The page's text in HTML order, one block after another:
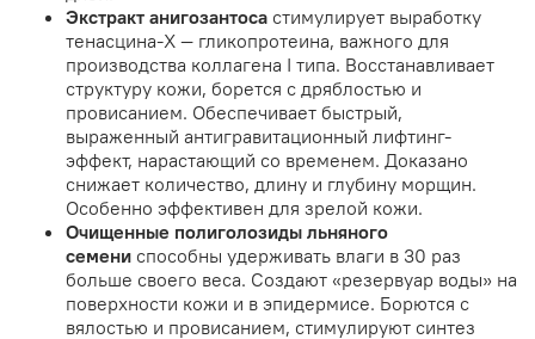
Экстракт анигозантоса стимулирует выработку
тенасцина-Х — гликопротеина, важного для
производства коллагена I типа. Восстанавливает
структуру кожи, борется с дряблостью и
провисанием. Обеспечивает быстрый,
выраженный антигравитационный лифтинг-
эффект, нарастающий со временем. Доказано
снижает количество, длину и глубину морщин.
Особенно эффективен для зрелой кожи.
Очищенные полиголозиды льняного
семени способны удерживать влаги в 30 раз
больше своего веса. Создают «резервуар воды» на
поверхности кожи и в эпидермисе. Борются с
вялостью и провисанием, стимулируют синтез